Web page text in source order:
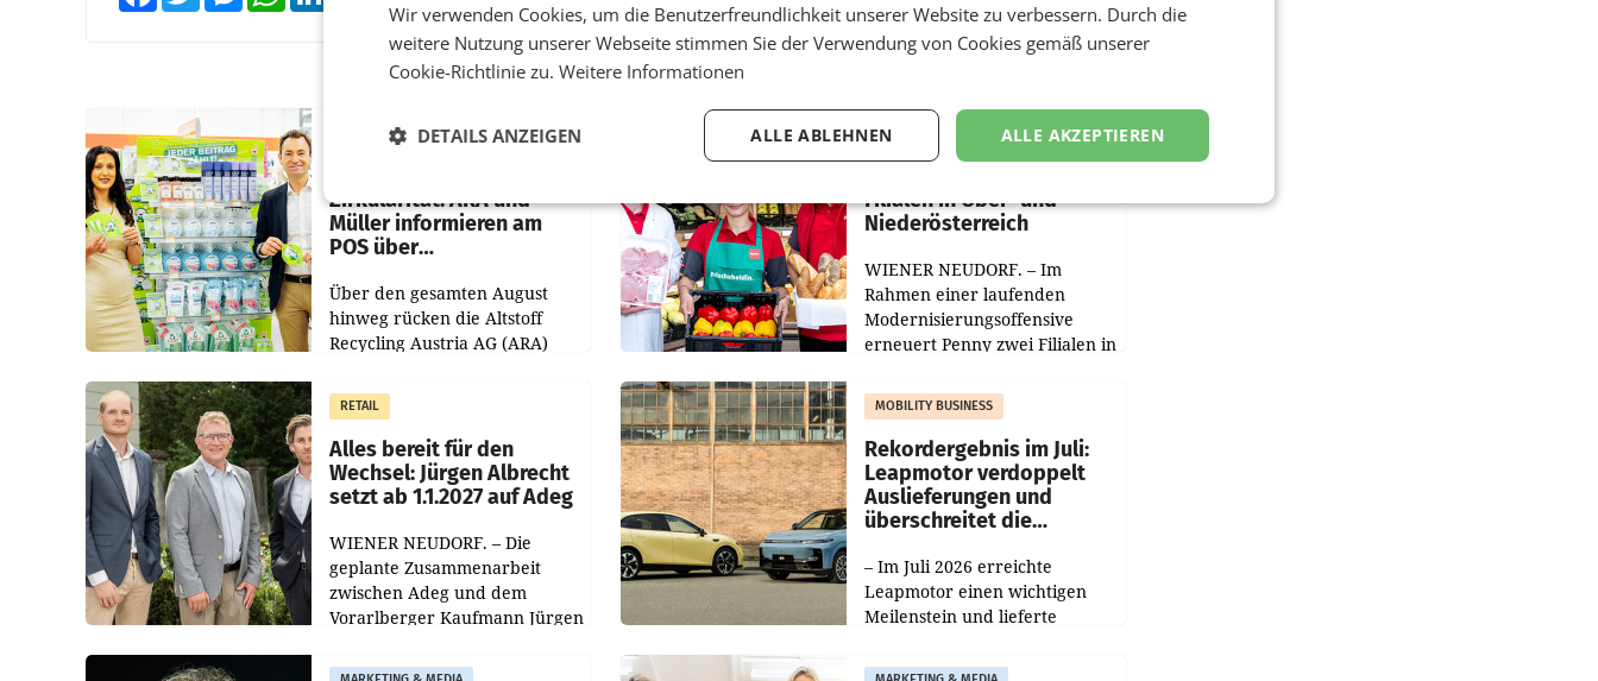
Zirkularität: ARA und
Müller informieren am
POS über
Über den gesamten August
hinweg rücken die Altstoff
Recycling Austria AG (ARA)
Müller die Initiative „Kreislauf-
Helden“ in allen
österreichischen Müller-Filialen
RETAIL
Filialen in Ober- und
Niederösterreich
WIENER NEUDORF. – Im
Rahmen einer laufenden
Modernisierungsoffensive
erneuert Penny zwei Filialen in
Die beiden Standorte liegen in
Haag sowie im rund
RETAIL
Alles bereit für den
Wechsel: Jürgen Albrecht
setzt ab 1.1.2027 auf Adeg
WIENER NEUDORF. – Die
geplante Zusammenarbeit
zwischen Adeg und dem
Vorarlberger Kaufmann Jürgen
freigegeben: Die
MOBILITY BUSINESS
Rekordergebnis im Juli:
Leapmotor verdoppelt
Auslieferungen und
überschreitet die
– Im Juli 2026 erreichte
Leapmotor einen wichtigen
Meilenstein und lieferte
aus, womit sich das Ergebnis
Wir verwenden Cookies, um die Benutzerfreundlichkeit unserer Website zu verbessern. Durch die
weitere Nutzung unserer Webseite stimmen Sie der Verwendung von Cookies gemäß unserer
Cookie-Richtlinie zu. Weitere Informationen
ALLE AKZEPTIEREN
ALLE ABLEHNEN
DETAILS ANZEIGEN